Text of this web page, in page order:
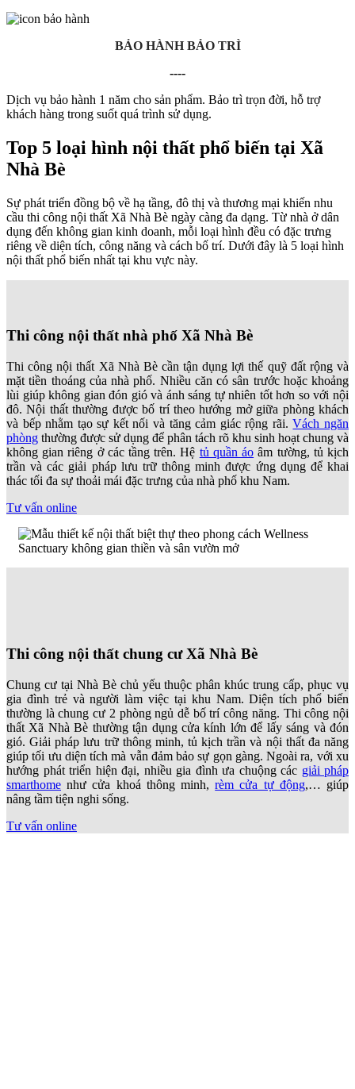
BẢO HÀNH BẢO TRÌ
----
Dịch vụ bảo hành 1 năm cho sản phẩm. Bảo trì trọn đời, hỗ trợ
khách hàng trong suốt quá trình sử dụng.
Top 5 loại hình nội thất phổ biến tại Xã
Nhà Bè
Sự phát triển đồng bộ về hạ tầng, đô thị và thương mại khiến nhu
cầu thi công nội thất Xã Nhà Bè ngày càng đa dạng. Từ nhà ở dân
dụng đến không gian kinh doanh, mỗi loại hình đều có đặc trưng
riêng về diện tích, công năng và cách bố trí. Dưới đây là 5 loại hình
nội thất phổ biến nhất tại khu vực này.
Thi công nội thất nhà phố Xã Nhà Bè
Thi công nội thất Xã Nhà Bè cần tận dụng lợi thế quỹ đất rộng và
mặt tiền thoáng của nhà phố. Nhiều căn có sân trước hoặc khoảng
lùi giúp không gian đón gió và ánh sáng tự nhiên tốt hơn so với nội
đô. Nội thất thường được bố trí theo hướng mở giữa phòng khách
và bếp nhằm tạo sự kết nối và tăng cảm giác rộng rãi.Vách ngăn
phòng thường được sử dụng để phân tách rõ khu sinh hoạt chung và
không gian riêng ở các tầng trên. Hệ tủ quần áo âm tường, tủ kịch
trần và các giải pháp lưu trữ thông minh được ứng dụng để khai
thác tối đa sự thoải mái đặc trưng của nhà phố khu Nam.
Tư vấn online
Thi công nội thất chung cư Xã Nhà Bè
Chung cư tại Nhà Bè chủ yếu thuộc phân khúc trung cấp, phục vụ
gia đình trẻ và người làm việc tại khu Nam. Diện tích phổ biến
thường là chung cư 2 phòng ngủ dễ bố trí công năng. Thi công nội
thất Xã Nhà Bè thường tận dụng cửa kính lớn để lấy sáng và đón
gió. Giải pháp lưu trữ thông minh, tủ kịch trần và nội thất đa năng
giúp tối ưu diện tích mà vẫn đảm bảo sự gọn gàng. Ngoài ra, với xu
hướng phát triển hiện đại, nhiều gia đình ưa chuộng các giải pháp
smarthome như cửa khoá thông minh,rèm cửa tự động,… giúp
nâng tầm tiện nghi sống.
Tư vấn online